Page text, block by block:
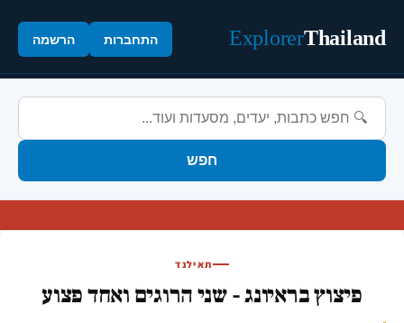
Thailand
Explorer התחברות הרשמה
חפש
תאילנד
פיצוץ בראיונג - שני הרוגים ואחד פצוע